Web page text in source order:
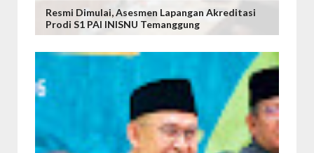
Resmi Dimulai, Asesmen Lapangan Akreditasi
Prodi S1 PAI INISNU Temanggung